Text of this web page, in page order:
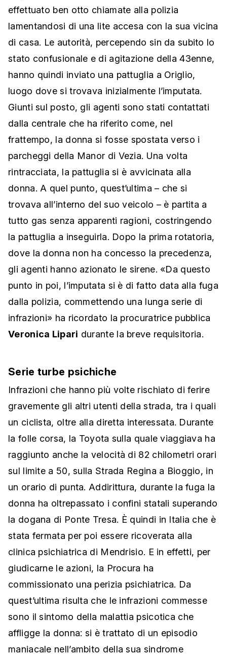
effettuato ben otto chiamate alla polizia
lamentandosi di una lite accesa con la sua vicina
di casa. Le autorità, percependo sin da subito lo
stato confusionale e di agitazione della 43enne,
hanno quindi inviato una pattuglia a Origlio,
luogo dove si trovava inizialmente l’imputata.
Giunti sul posto, gli agenti sono stati contattati
dalla centrale che ha riferito come, nel
frattempo, la donna si fosse spostata verso i
parcheggi della Manor di Vezia. Una volta
rintracciata, la pattuglia si è avvicinata alla
donna. A quel punto, quest’ultima – che si
trovava all’interno del suo veicolo – è partita a
tutto gas senza apparenti ragioni, costringendo
la pattuglia a inseguirla. Dopo la prima rotatoria,
dove la donna non ha concesso la precedenza,
gli agenti hanno azionato le sirene. «Da questo
punto in poi, l’imputata si è di fatto data alla fuga
dalla polizia, commettendo una lunga serie di
infrazioni» ha ricordato la procuratrice pubblica
Veronica Lipari durante la breve requisitoria.
Serie turbe psichiche
Infrazioni che hanno più volte rischiato di ferire
gravemente gli altri utenti della strada, tra i quali
un ciclista, oltre alla diretta interessata. Durante
la folle corsa, la Toyota sulla quale viaggiava ha
raggiunto anche la velocità di 82 chilometri orari
sul limite a 50, sulla Strada Regina a Bioggio, in
un orario di punta. Addirittura, durante la fuga la
donna ha oltrepassato i confini statali superando
la dogana di Ponte Tresa. È quindi in Italia che è
stata fermata per poi essere ricoverata alla
clinica psichiatrica di Mendrisio. E in effetti, per
giudicarne le azioni, la Procura ha
commissionato una perizia psichiatrica. Da
quest’ultima risulta che le infrazioni commesse
sono il sintomo della malattia psicotica che
affligge la donna: si è trattato di un episodio
maniacale nell’ambito della sua sindrome